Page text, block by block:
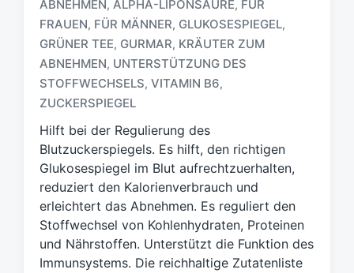
c
h
l
g
w
ö
r
t
e
ABNEHMEN, ALPHA-LIPONSÄURE, FÜR
FRAUEN, FÜR MÄNNER, GLUKOSESPIEGEL,
GRÜNER TEE, GURMAR, KRÄUTER ZUM
ABNEHMEN, UNTERSTÜTZUNG DES
STOFFWECHSELS, VITAMIN B6,
ZUCKERSPIEGEL
Hilft bei der Regulierung des
Blutzuckerspiegels. Es hilft, den richtigen
Glukosespiegel im Blut aufrechtzuerhalten,
reduziert den Kalorienverbrauch und
erleichtert das Abnehmen. Es reguliert den
Stoffwechsel von Kohlenhydraten, Proteinen
und Nährstoffen. Unterstützt die Funktion des
Immunsystems. Die reichhaltige Zutatenliste